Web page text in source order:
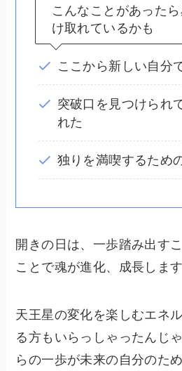
こんなことがあった
け取れているかも
ここから新しい自分
突破口を見つけられ
れた
独りを満喫するため
開きの日は、 一歩踏み出す
ことで魂が進化、成長しま
天王星の変化を楽しむエネ
る方もいらっしゃったんじ
らの一歩が未来の自分のた